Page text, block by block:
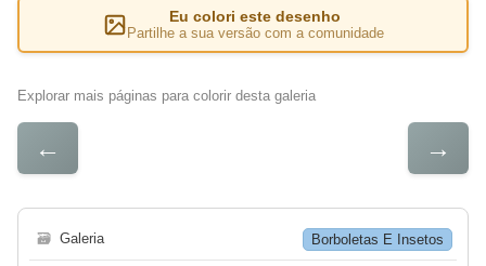
Eu colori este desenho
Partilhe a sua versão com a comunidade
Explorar mais páginas para colorir desta galeria
← →
🗃 Galeria Borboletas E Insetos